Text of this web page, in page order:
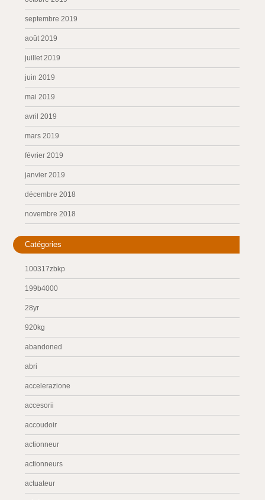
septembre 2019
août 2019
juillet 2019
juin 2019
mai 2019
avril 2019
mars 2019
février 2019
janvier 2019
décembre 2018
novembre 2018
Catégories
100317zbkp
199b4000
28yr
920kg
abandoned
abri
accelerazione
accesorii
accoudoir
actionneur
actionneurs
actuateur